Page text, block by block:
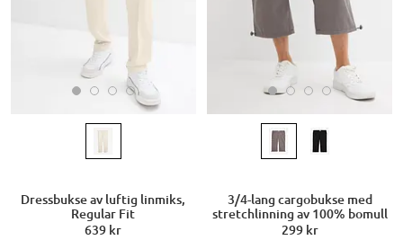
Dressbukse av luftig linmiks,
Regular Fit
639 kr
3/4-lang cargobukse med
stretchlinning av 100% bomull
299 kr